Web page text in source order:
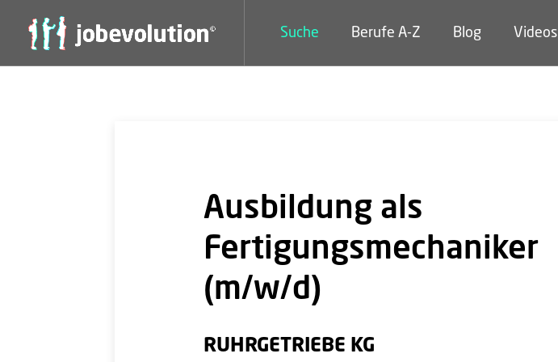
Suche Berufe A-Z Blog Videos
Ausbildung als
Fertigungsmechaniker
(m/w/d)
RUHRGETRIEBE KG